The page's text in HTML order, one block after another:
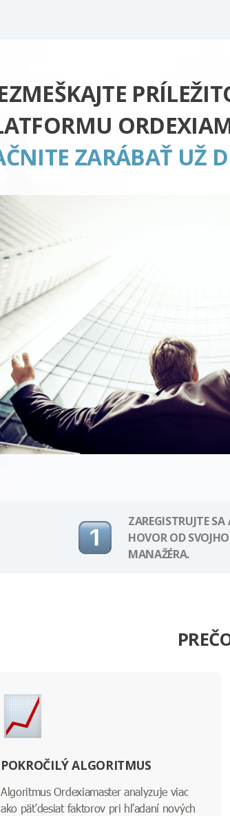
ZARÁBAŤ UŽ
ZAREGISTRUJTE
HOVOR OD
MANAŽÉRA.
POKROČILÝ ALGORITMUS
Algoritmus Ordexiamaster analyzuje viac
ako päťdesiat faktorov pri hľadaní nových